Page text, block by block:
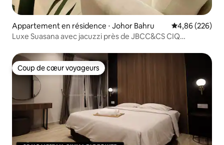
Appartement en résidence ⋅ Johor Bahru Évaluation
4,86 (226)
Luxe Suasana avec jacuzzi près de JBCC&CS CIQ
Coup de cœur voyageurs
Coup de cœur voyageurs